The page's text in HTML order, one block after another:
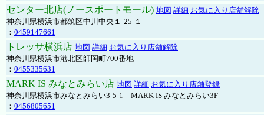
センター北店(ノースポートモール) 地図 詳細 お気に入り店舗解除
神奈川県横浜市都筑区中川中央１-25-１
： 0459147661
トレッサ横浜店 地図 詳細 お気に入り店舗解除
神奈川県横浜市港北区師岡町700番地
： 0455335631
MARK IS みなとみらい店 地図 詳細 お気に入り店舗登録
神奈川県横浜市みなとみらい3-5-1 MARK IS みなとみらい3F
： 0456805651